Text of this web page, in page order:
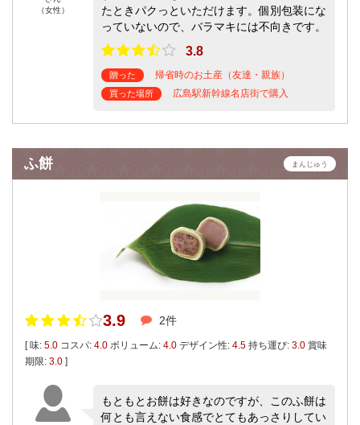
（女性）
たときパクっといただけます。個別包装にな
っていないので、バラマキには不向きです。
3.8
贈った 帰省時のお土産（友達・親族）
買った場所 広島駅新幹線名店街で購入
ふ餅 まんじゅう
3.9 2件
[ 味: 5.0 コスパ: 4.0 ボリューム: 4.0 デザイン性: 4.5 持ち運び: 3.0 賞味
期限: 3.0 ]
もともとお餅は好きなのですが、このふ餅は
何とも言えない食感でとてもあっさりしてい